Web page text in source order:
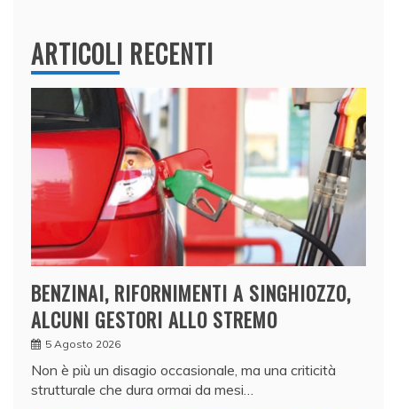
ARTICOLI RECENTI
BENZINAI, RIFORNIMENTI A SINGHIOZZO,
ALCUNI GESTORI ALLO STREMO
5 Agosto 2026
Non è più un disagio occasionale, ma una criticità
strutturale che dura ormai da mesi…